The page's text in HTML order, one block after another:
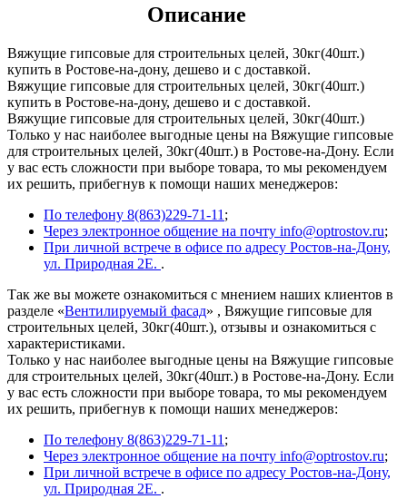
Описание
Вяжущие гипсовые для строительных целей, 30кг(40шт.)
купить в Ростове-на-дону, дешево и с доставкой.
Вяжущие гипсовые для строительных целей, 30кг(40шт.)
купить в Ростове-на-дону, дешево и с доставкой.
Вяжущие гипсовые для строительных целей, 30кг(40шт.)
Только у нас наиболее выгодные цены на Вяжущие гипсовые
для строительных целей, 30кг(40шт.) в Ростове-на-Дону. Если
у вас есть сложности при выборе товара, то мы рекомендуем
их решить, прибегнув к помощи наших менеджеров:
По телефону 8(863)229-71-11 ;
Через электронное общение на почту info@optrostov.ru;
При личной встрече в офисе по адресу Ростов-на-Дону,
ул. Природная 2Е. .
Так же вы можете ознакомиться с мнением наших клиентов в
разделе «Вентилируемый фасад» , Вяжущие гипсовые для
строительных целей, 30кг(40шт.), отзывы и ознакомиться с
характеристиками.
Только у нас наиболее выгодные цены на Вяжущие гипсовые
для строительных целей, 30кг(40шт.) в Ростове-на-Дону. Если
у вас есть сложности при выборе товара, то мы рекомендуем
их решить, прибегнув к помощи наших менеджеров:
По телефону 8(863)229-71-11 ;
Через электронное общение на почту info@optrostov.ru;
При личной встрече в офисе по адресу Ростов-на-Дону,
ул. Природная 2Е. .